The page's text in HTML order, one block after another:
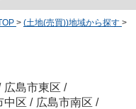
> (土地(売買))地域から探す >
広島市東区 /
中区 / 広島市南区 /